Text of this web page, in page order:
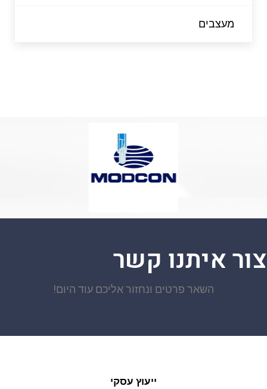
מעצבים
צור איתנו קשר
השאר פרטים ונחזור אליכם עוד היום!
ייעוץ עסקי